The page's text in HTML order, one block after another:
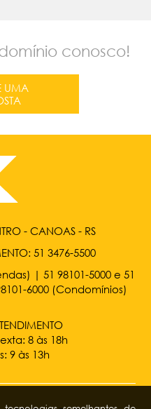
conosco!
UMA
- CANOAS - RS
51 3476-5500
|51 98101-5000 e51
6000 (Condomínios)
8 às 18h
9 às 13h